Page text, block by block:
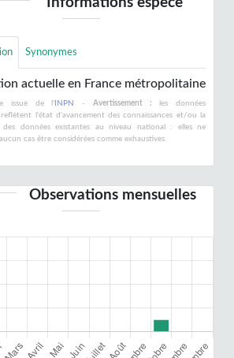
Synonymes
actuelle en France métropolitaine
issue de l' INPN - Avertissement : les données
reflètent l'état d'avancement des connaissances et/ou la
des données existantes au niveau national : elles ne
cas être considérées comme exhaustives.
Observations mensuelles